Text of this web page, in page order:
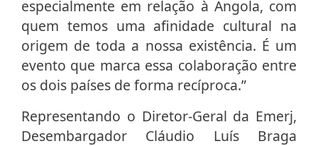
especialmente em relação à Angola, com
quem temos uma afinidade cultural na
origem de toda a nossa existência. É um
evento que marca essa colaboração entre
os dois países de forma recíproca.”
Representando o Diretor-Geral da Emerj,
Desembargador Cláudio Luís Braga